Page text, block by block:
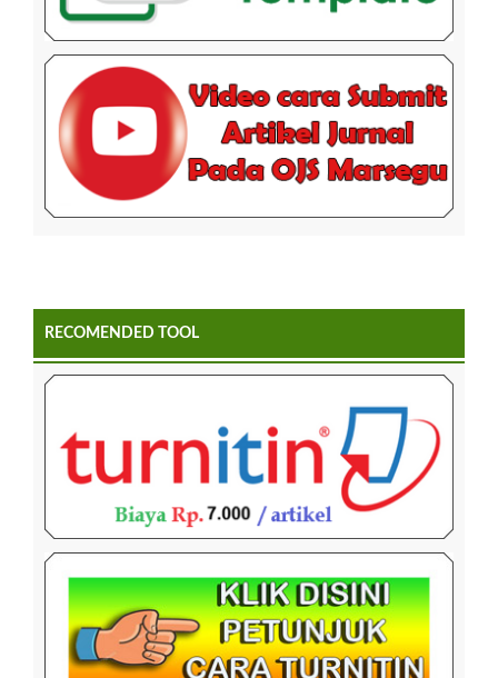
RECOMENDED TOOL